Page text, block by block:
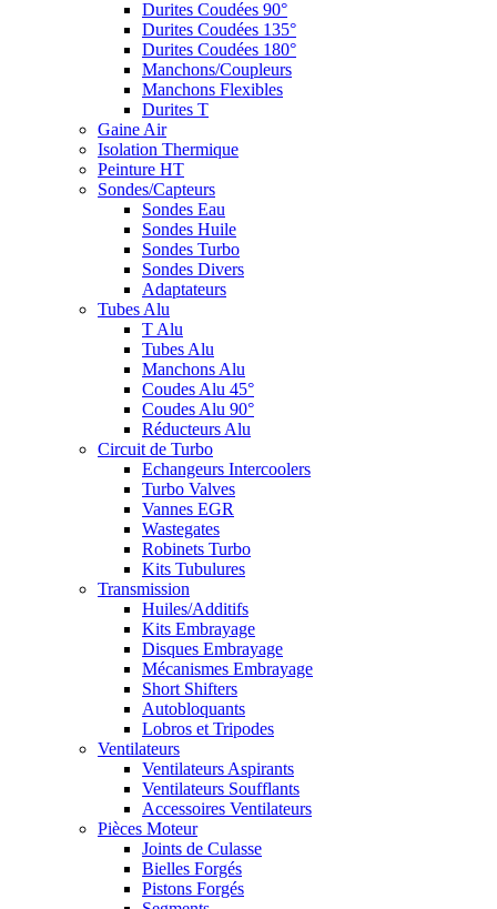
Durites Coudées 90°
Durites Coudées 135°
Durites Coudées 180°
Manchons/Coupleurs
Manchons Flexibles
Durites T
Gaine Air
Isolation Thermique
Peinture HT
Sondes/Capteurs
Sondes Eau
Sondes Huile
Sondes Turbo
Sondes Divers
Adaptateurs
Tubes Alu
T Alu
Tubes Alu
Manchons Alu
Coudes Alu 45°
Coudes Alu 90°
Réducteurs Alu
Circuit de Turbo
Echangeurs Intercoolers
Turbo Valves
Vannes EGR
Wastegates
Robinets Turbo
Kits Tubulures
Transmission
Huiles/Additifs
Kits Embrayage
Disques Embrayage
Mécanismes Embrayage
Short Shifters
Autobloquants
Lobros et Tripodes
Ventilateurs
Ventilateurs Aspirants
Ventilateurs Soufflants
Accessoires Ventilateurs
Pièces Moteur
Joints de Culasse
Bielles Forgés
Pistons Forgés